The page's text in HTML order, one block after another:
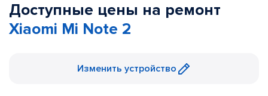
Доступные цены на ремонт
Xiaomi Mi Note 2
Изменить устройство